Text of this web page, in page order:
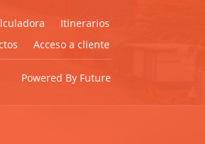
Itinerarios
Acceso a cliente
Powered By Future